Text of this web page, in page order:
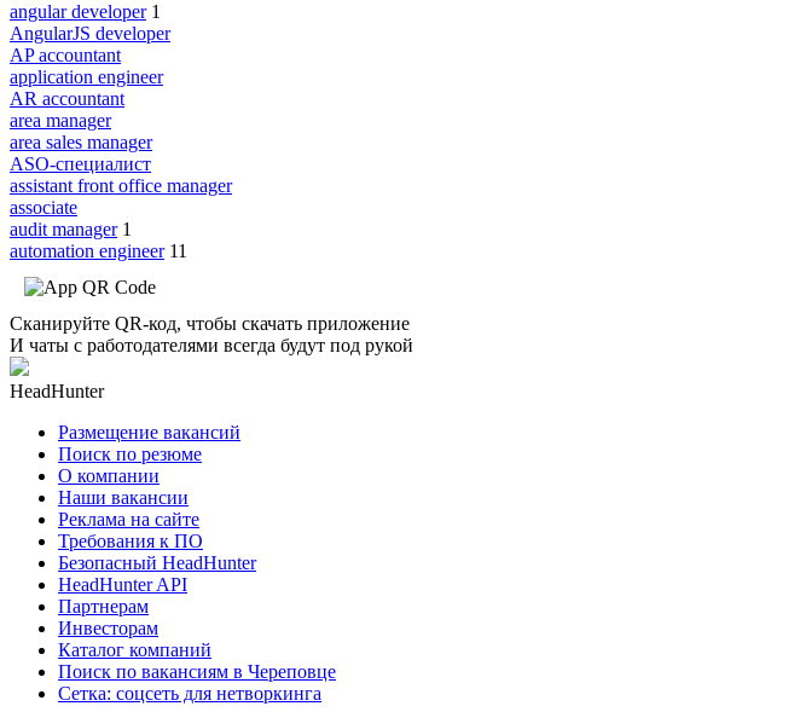
angular developer 1
AngularJS developer
AP accountant
application engineer
AR accountant
area manager
area sales manager
ASO-специалист
assistant front office manager
associate
audit manager 1
automation engineer 11
Сканируйте QR-код, чтобы скачать приложение
И чаты с работодателями всегда будут под рукой
HeadHunter
Размещение вакансий
Поиск по резюме
О компании
Наши вакансии
Реклама на сайте
Требования к ПО
Безопасный HeadHunter
HeadHunter API
Партнерам
Инвесторам
Каталог компаний
Поиск по вакансиям в Череповце
Сетка: соцсеть для нетворкинга